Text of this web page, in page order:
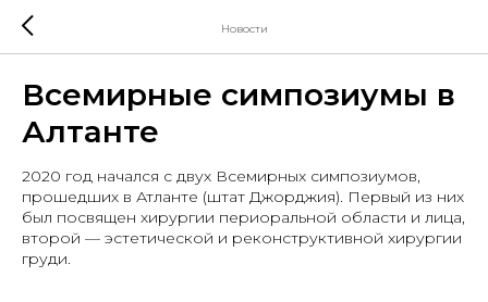
Новости
Всемирные симпозиумы в
Алтанте
2020 год начался с двух Всемирных симпозиумов,
прошедших в Атланте (штат Джорджия). Первый из них
был посвящен хирургии периоральной области и лица,
второй — эстетической и реконструктивной хирургии
груди.